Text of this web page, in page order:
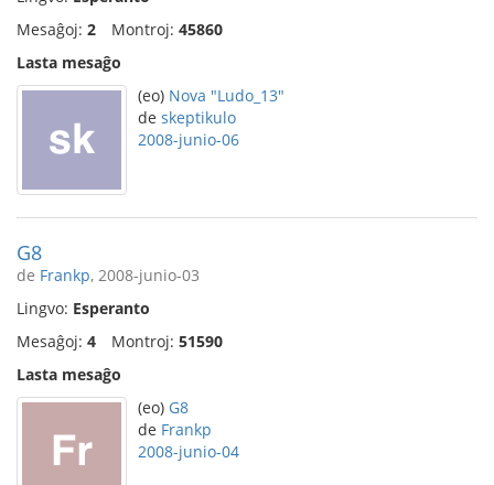
Mesaĝoj: 2 Montroj: 45860
Lasta mesaĝo
(eo) Nova "Ludo_13"
de skeptikulo
2008-junio-06
G8
de Frankp, 2008-junio-03
Lingvo: Esperanto
Mesaĝoj: 4 Montroj: 51590
Lasta mesaĝo
(eo) G8
de Frankp
2008-junio-04